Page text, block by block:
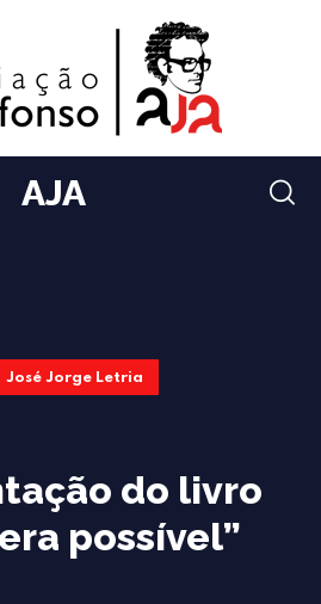
AJA
José Jorge Letria
do livro
possível”